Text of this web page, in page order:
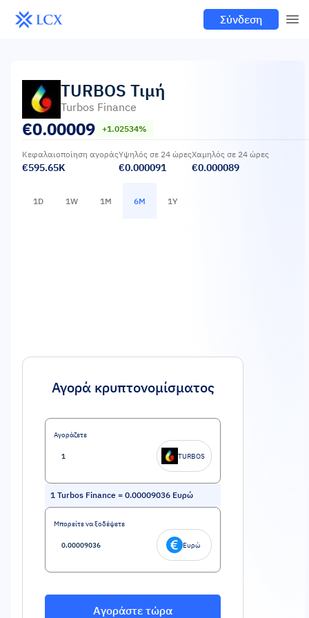
Σύνδεση
TURBOS Τιμή
Turbos Finance
€0.00009 +1.02534%
Κεφαλαιοποίηση αγοράς
€595.65K
Υψηλός σε 24 ώρες
€0.000091
Χαμηλός σε 24 ώρες
€0.000089
1D 1W 1M 6M 1Y
Αγορά κρυπτονομίσματος
Αγοράζετε
TURBOS
1 Turbos Finance = 0.00009036 Ευρώ
Μπορείτε να ξοδέψετε
Ευρώ
Αγοράστε τώρα